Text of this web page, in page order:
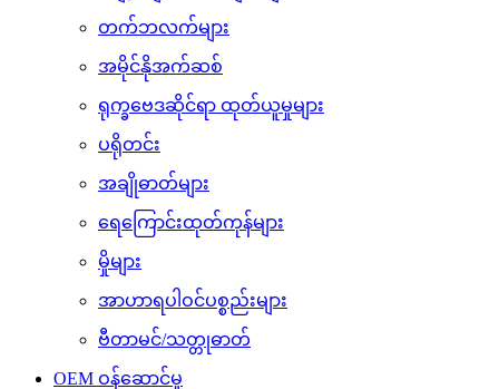
တက်ဘလက်များ
အမိုင်နိုအက်ဆစ်
ရုက္ခဗေဒဆိုင်ရာ ထုတ်ယူမှုများ
ပရိုတင်း
အချိုဓာတ်များ
ရေကြောင်းထုတ်ကုန်များ
မှိုများ
အာဟာရပါဝင်ပစ္စည်းများ
ဗီတာမင်/သတ္တုဓာတ်
OEM ဝန်ဆောင်မှု